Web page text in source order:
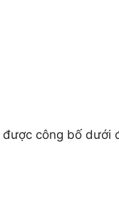
được công bố dưới